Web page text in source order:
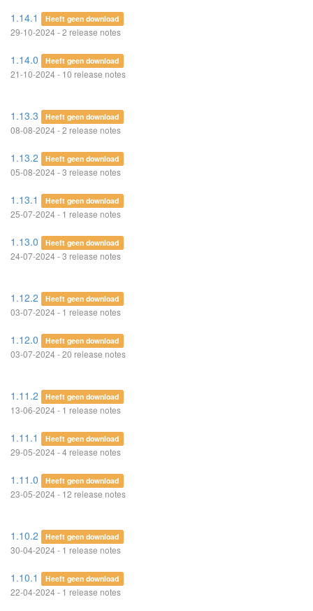
1.14.1 Heeft geen download
29-10-2024 - 2 release notes
1.14.0 Heeft geen download
21-10-2024 - 10 release notes
1.13.3 Heeft geen download
08-08-2024 - 2 release notes
1.13.2 Heeft geen download
05-08-2024 - 3 release notes
1.13.1 Heeft geen download
25-07-2024 - 1 release notes
1.13.0 Heeft geen download
24-07-2024 - 3 release notes
1.12.2 Heeft geen download
03-07-2024 - 1 release notes
1.12.0 Heeft geen download
03-07-2024 - 20 release notes
1.11.2 Heeft geen download
13-06-2024 - 1 release notes
1.11.1 Heeft geen download
29-05-2024 - 4 release notes
1.11.0 Heeft geen download
23-05-2024 - 12 release notes
1.10.2 Heeft geen download
30-04-2024 - 1 release notes
1.10.1 Heeft geen download
22-04-2024 - 1 release notes